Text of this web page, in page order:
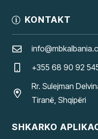
KONTAKT
+355 68 90 92
Rr. Sulejman
Tiranë, Shqipëri
SHKARKO